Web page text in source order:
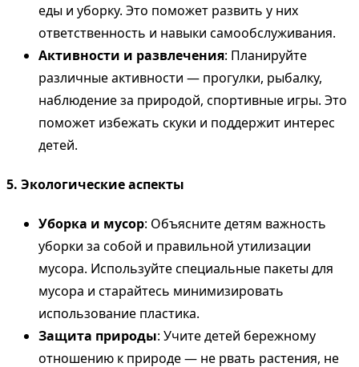
еды и уборку. Это поможет развить у них
ответственность и навыки самообслуживания.
Активности и развлечения: Планируйте
различные активности — прогулки, рыбалку,
наблюдение за природой, спортивные игры. Это
поможет избежать скуки и поддержит интерес
детей.
5. Экологические аспекты
Уборка и мусор: Объясните детям важность
уборки за собой и правильной утилизации
мусора. Используйте специальные пакеты для
мусора и старайтесь минимизировать
использование пластика.
Защита природы: Учите детей бережному
отношению к природе — не рвать растения, не